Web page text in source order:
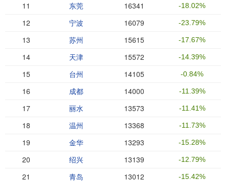
11 东莞 16341 -18.02%
12 宁波 16079 -23.79%
13 苏州 15615 -17.67%
14 天津 15572 -14.39%
15 台州 14105 -0.84%
16 成都 14000 -11.39%
17 丽水 13573 -11.41%
18 温州 13368 -11.73%
19 金华 13293 -15.28%
20 绍兴 13139 -12.79%
21 青岛 13012 -15.42%